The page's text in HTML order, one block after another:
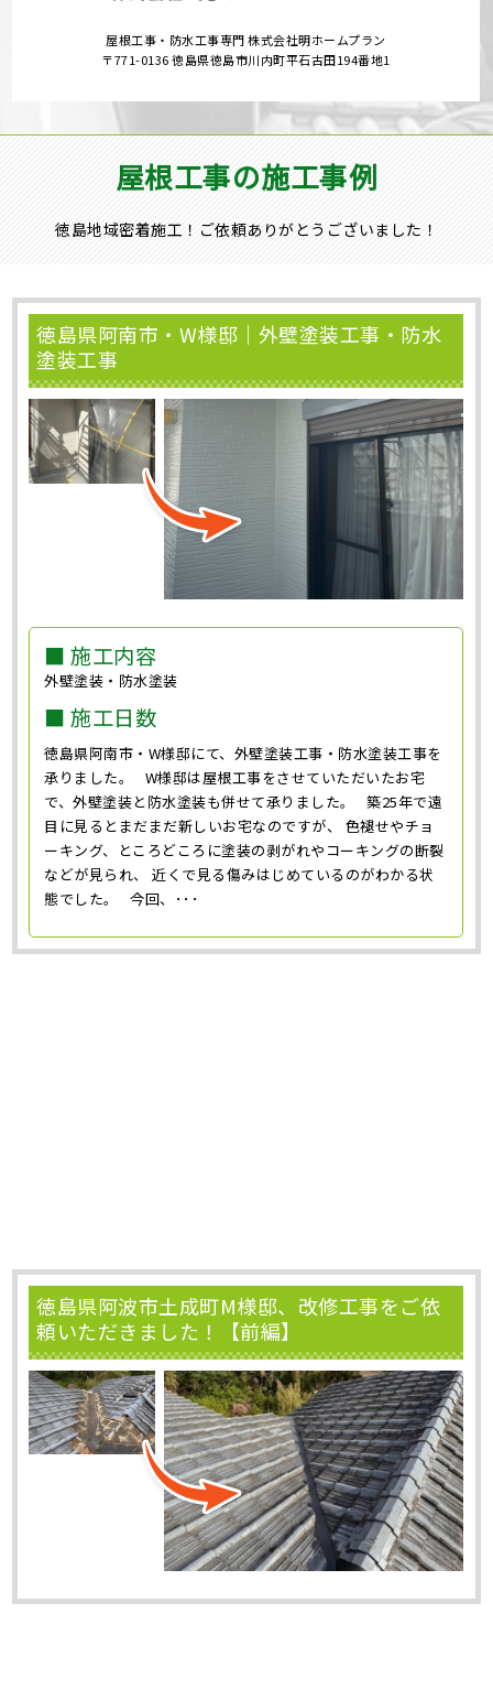
屋根工事・防水工事専門 株式会社明ホームプラン
〒771-0136 徳島県徳島市川内町平石古田194番地1
屋根工事の施工事例
徳島地域密着施工！ご依頼ありがとうございました！
徳島県阿南市・W様邸｜外壁塗装工事・防水
塗装工事
■ 施工内容
外壁塗装・防水塗装
■ 施工日数
徳島県阿南市・W様邸にて、外壁塗装工事・防水塗装工事を
承りました。 W様邸は屋根工事をさせていただいたお宅
で、外壁塗装と防水塗装も併せて承りました。 築25年で遠
目に見るとまだまだ新しいお宅なのですが、 色褪せやチョ
ーキング、ところどころに塗装の剥がれやコーキングの断裂
などが見られ、 近くで見る傷みはじめているのがわかる状
態でした。 今回、･･･
徳島県阿波市土成町M様邸、改修工事をご依
頼いただきました！【前編】